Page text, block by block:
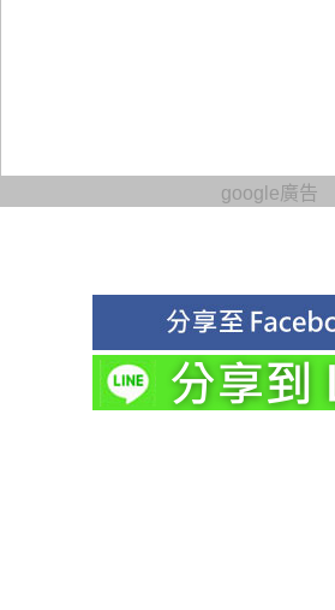
google廣告